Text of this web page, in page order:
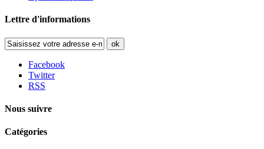
Lettre d'informations
ok
Facebook
Twitter
RSS
Nous suivre
Catégories